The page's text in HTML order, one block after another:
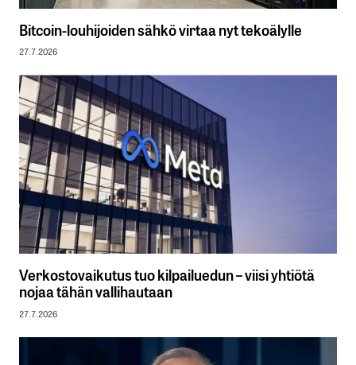
Bitcoin-louhijoiden sähkö virtaa nyt tekoälylle
27.7.2026
Verkostovaikutus tuo kilpailuedun – viisi yhtiötä
nojaa tähän vallihautaan
27.7.2026